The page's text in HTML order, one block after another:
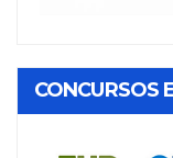
CONCURSOS